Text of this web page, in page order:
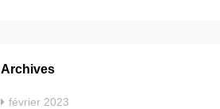
Archives
février 2023